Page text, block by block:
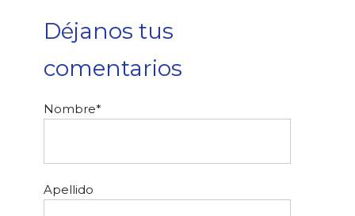
Déjanos tus
comentarios
Nombre*
Apellido